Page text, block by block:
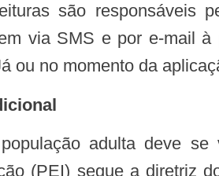
via SMS e por e-mail
ou no momento da
(PEI) segue a diretriz